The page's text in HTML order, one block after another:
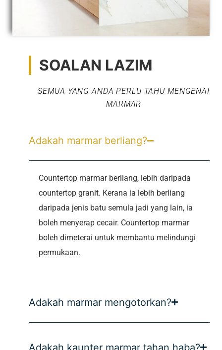
SOALAN LAZIM
SEMUA YANG ANDA PERLU TAHU MENGENAI
MARMAR
Adakah marmar berliang?
Countertop marmar berliang, lebih daripada
countertop granit. Kerana ia lebih berliang
daripada jenis batu semula jadi yang lain, ia
boleh menyerap cecair. Countertop marmar
boleh dimeterai untuk membantu melindungi
permukaan.
Adakah marmar mengotorkan?
Adakah kaunter marmar tahan haba?